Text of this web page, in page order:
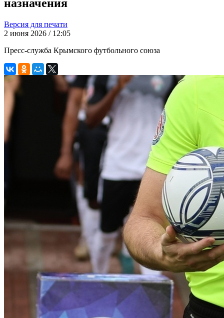
назначения
Версия для печати
2 июня 2026 / 12:05
Пресс-служба Крымского футбольного союза